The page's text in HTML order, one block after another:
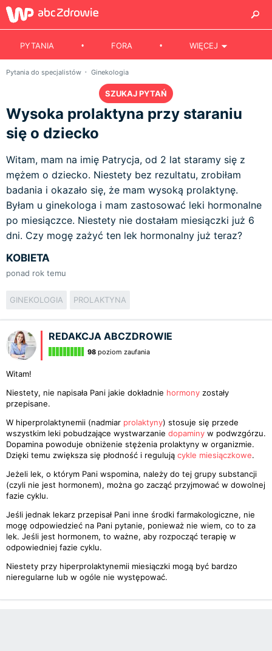
PYTANIA FORA WIĘCEJ
Pytania do specjalistów Ginekologia
SZUKAJ PYTAŃ
Wysoka prolaktyna przy staraniu
się o dziecko
Witam, mam na imię Patrycja, od 2 lat staramy się z
mężem o dziecko. Niestety bez rezultatu, zrobiłam
badania i okazało się, że mam wysoką prolaktynę.
Byłam u ginekologa i mam zastosować leki hormonalne
po miesiączce. Niestety nie dostałam miesiączki już 6
dni. Czy mogę zażyć ten lek hormonalny już teraz?
KOBIETA
ponad rok temu
GINEKOLOGIA PROLAKTYNA
REDAKCJA ABCZDROWIE
98 poziom zaufania
Witam!
Niestety, nie napisała Pani jakie dokładnie hormony zostały
przepisane.
W hiperprolaktynemii (nadmiar prolaktyny) stosuje się przede
wszystkim leki pobudzające wystwarzanie dopaminy w podwzgórzu.
Dopamina powoduje obniżenie stężenia prolaktyny w organizmie.
Dzięki temu zwiększa się płodność i regulują cykle miesiączkowe.
Jeżeli lek, o którym Pani wspomina, należy do tej grupy substancji
(czyli nie jest hormonem), można go zacząć przyjmować w dowolnej
fazie cyklu.
Jeśli jednak lekarz przepisał Pani inne środki farmakologiczne, nie
mogę odpowiedzieć na Pani pytanie, ponieważ nie wiem, co to za
lek. Jeśli jest hormonem, to ważne, aby rozpocząć terapię w
odpowiedniej fazie cyklu.
Niestety przy hiperprolaktynemii miesiączki mogą być bardzo
nieregularne lub w ogóle nie występować.